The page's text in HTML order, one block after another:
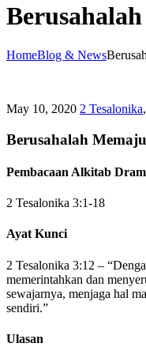
HomeBlog & News
May 10, 2020 2 Tesalonika,
Berusahalah
Pembacaan Alkitab
2 Tesalonika 3:1-18
Ayat Kunci
2 Tesalonika 3:12 –
memerintahkan dan
sewajarnya, menjaga hal
sendiri.”
Ulasan